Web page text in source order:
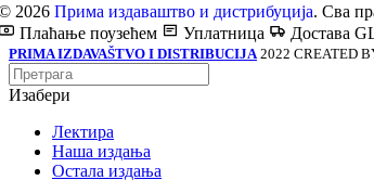
2026 Прима издаваштво и дистрибуција. Сва
Плаћање поузећем
Уплатница Достава
PRIMA IZDAVAŠTVO I DISTRIBUCIJA 2022 CREATED
Изабери
Лектира
Наша издања
Остала издања